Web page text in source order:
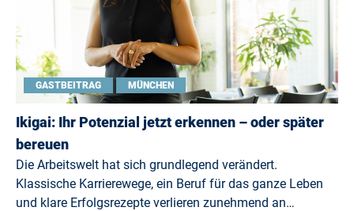
GASTBEITRAG MÜNCHEN
Ikigai: Ihr Potenzial jetzt erkennen – oder später
bereuen
Die Arbeitswelt hat sich grundlegend verändert.
Klassische Karrierewege, ein Beruf für das ganze Leben
und klare Erfolgsrezepte verlieren zunehmend an…